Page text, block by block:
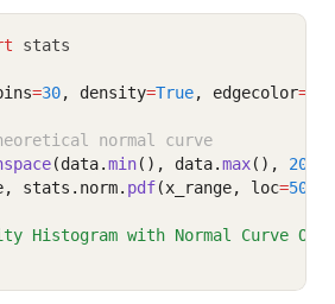
stats
=30, density=True, edgecolor=
normal curve
(data.min(), data.max(), 200
stats.norm. pdf(x_range, loc=50
Histogram with Normal Curve